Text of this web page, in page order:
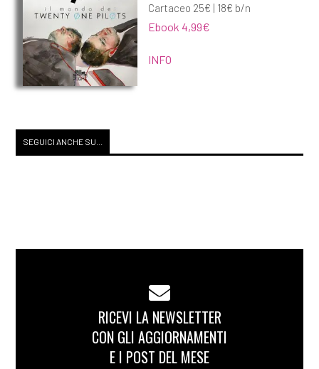
Cartaceo 25€ | 18€ b/n
Ebook 4,99€
INFO
SEGUICI ANCHE SU...
RICEVI LA NEWSLETTER
CON GLI AGGIORNAMENTI
E I POST DEL MESE